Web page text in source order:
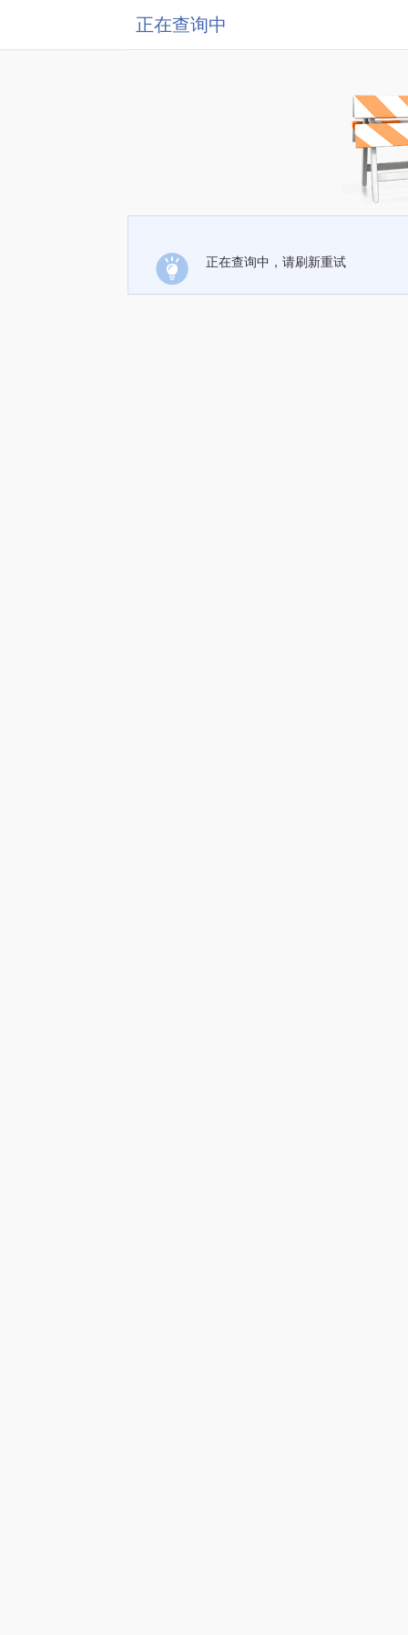
正在查询中
正在查询中，请刷新重试